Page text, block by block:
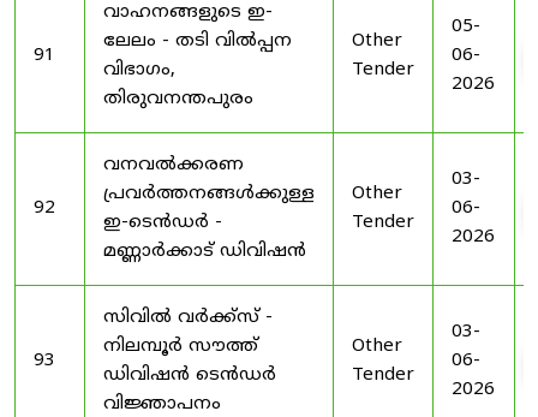
91
വാഹനങ്ങളുടെ ഇ-
ലേലം - തടി വിൽപ്പന
വിഭാഗം,
തിരുവനന്തപുരം
Other
Tender
05-
06-
2026
92
വനവൽക്കരണ
പ്രവർത്തനങ്ങൾക്കുള്ള
ഇ-ടെൻഡർ -
മണ്ണാർക്കാട് ഡിവിഷൻ
Other
Tender
03-
06-
2026
93
സിവിൽ വർക്ക്സ് -
നിലമ്പൂർ സൗത്ത്
ഡിവിഷൻ ടെൻഡർ
വിജ്ഞാപനം
Other
Tender
03-
06-
2026